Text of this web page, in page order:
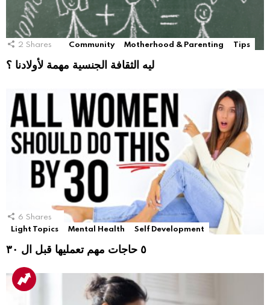
2 Shares Community Motherhood & Parenting Tips
ليه الثقافة الجنسية مهمة لأولادنا ؟
6 Shares
Light Topics
Mental Health Self Development
٥ حاجات مهم تعمليها قبل ال ٣٠